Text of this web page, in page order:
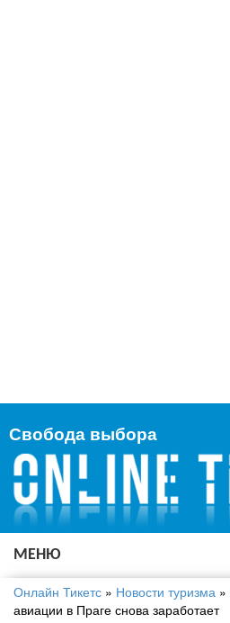
Свобода выбора
МЕНЮ
Онлайн Тикетс » Новости туризма »
авиации в Праге снова заработает